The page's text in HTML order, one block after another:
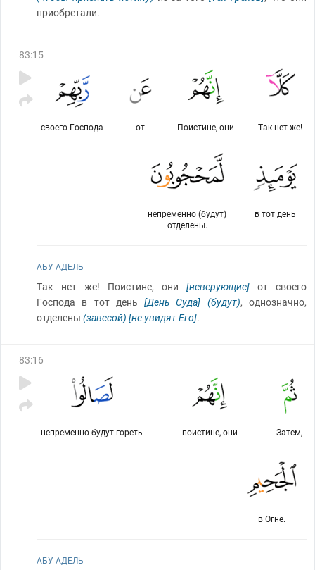
приобретали.
83:15
Так нет же!
Поистине, они
от
своего Господа
в тот день
непременно (будут)
отделены.
АБУ АДЕЛЬ
Так нет же! Поистине, они [неверующие] от своего
Господа в тот день[День Суда] (будут), однозначно,
отделены (завесой) [не увидят Его].
83:16
Затем,
поистине, они
непременно будут гореть
в Огне.
АБУ АДЕЛЬ